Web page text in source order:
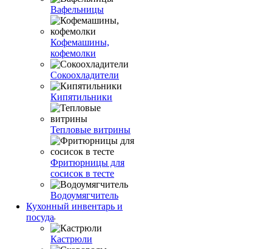
Вафельницы
Кофемашины,
кофемолки
Сокоохладители
Кипятильники
Тепловые витрины
Фритюрницы для
сосисок в тесте
Водоумягчитель
Кухонный инвентарь и
посуда
Кастрюли